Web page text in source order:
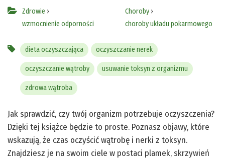
Zdrowie ›
wzmocnienie odporności
Choroby›
choroby układu pokarmowego
dieta oczyszczająca oczyszczanie nerek
oczyszczanie wątroby usuwanie toksyn z organizmu
zdrowa wątroba
Jak sprawdzić, czy twój organizm potrzebuje oczyszczenia?
Dzięki tej książce będzie to proste. Poznasz objawy, które
wskazują, że czas oczyścić wątrobę i nerki z toksyn.
Znajdziesz je na swoim ciele w postaci plamek, skrzywień